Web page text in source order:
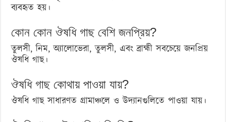
ব্যবহৃত হয়।
কোন কোন ঔষধি গাছ বেশি জনপ্রিয়?
তুলসী, নিম, অ্যালোভেরা, তুলসী, এবং ব্রাহ্মী সবচেয়ে জনপ্রিয়
ঔষধি গাছ।
ঔষধি গাছ কোথায় পাওয়া যায়?
ঔষধি গাছ সাধারণত গ্রামাঞ্চলে ও উদ্যানগুলিতে পাওয়া যায়।